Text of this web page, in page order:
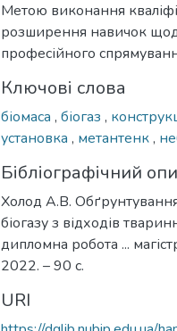
Метою виконання
розширення навичок
професійного
Ключові слова
біомаса , біогаз ,
установка , метантенк,
Бібліографічний
Холод А.В.
біогазу з відходів
дипломна робота ...
2022. – 90 с.
URI